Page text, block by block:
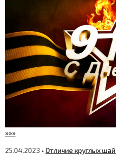
»»»
25.04.2023 • Отличие круглых